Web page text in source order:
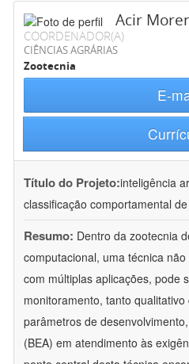
Acir
COORDENADOR(A)
CIÊNCIAS AGRÁRIAS
Zootecnia
E-
Título do Projeto:inteligência
classificação comportamental
Resumo: Dentro da zootecnia
computacional, uma técnica
com múltiplas aplicações, pode
monitoramento, tanto
parâmetros de
(BEA) em atendimento às